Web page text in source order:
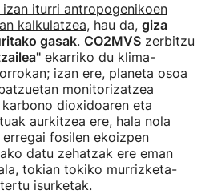
iturri antropogenikoen
kalkulatzea, hau da, giza
gasak. CO2MVS zerbitzu
ekarriko du klima-
izan ere, planeta osoa
monitorizatzea
dioxidoaren eta
aurkitzea ere, hala nola
fosilen ekoizpen
datu zehatzak ere eman
tokian tokiko murrizketa-
isurketak.